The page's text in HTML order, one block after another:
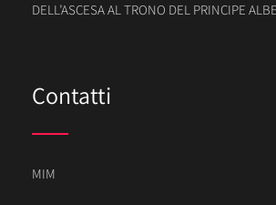
DELL’ASCESA AL TRONO DEL PRINCIPE
Contatti
MIM